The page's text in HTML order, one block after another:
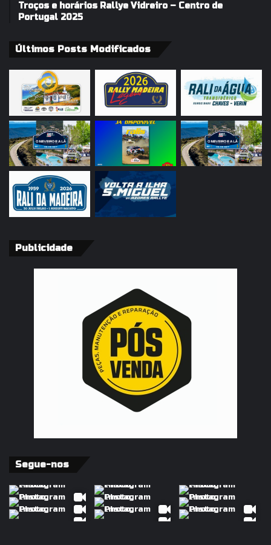
Troços e horários Rallye Vidreiro – Centro de
Portugal 2025
Últimos Posts Modificados
Publicidade
Segue-nos